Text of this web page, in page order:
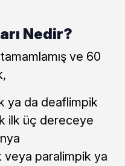
Nedir?
tamamlamış ve 60
ya da deaflimpik
ilk üç dereceye
veya paralimpik ya